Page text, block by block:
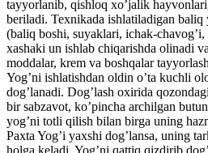
tayyorlanib, qishloq xo’jalik
beriladi. Texnikada ishlatiladigan baliq
(baliq boshi, suyaklari, ichak-
xashaki un ishlab chiqarishda olinadi
moddalar, krem va boshqalar
Yog’ni ishlatishdan oldin o’ta kuchli
dog’lanadi. Dog’lash oxirida
bir sabzavot, ko’pincha archilgan
yog’ni totli qilish bilan birga uning
Paxta Yog’i yaxshi dog’lansa, uning
holga keladi. Yog’ni qattiq qizdirib